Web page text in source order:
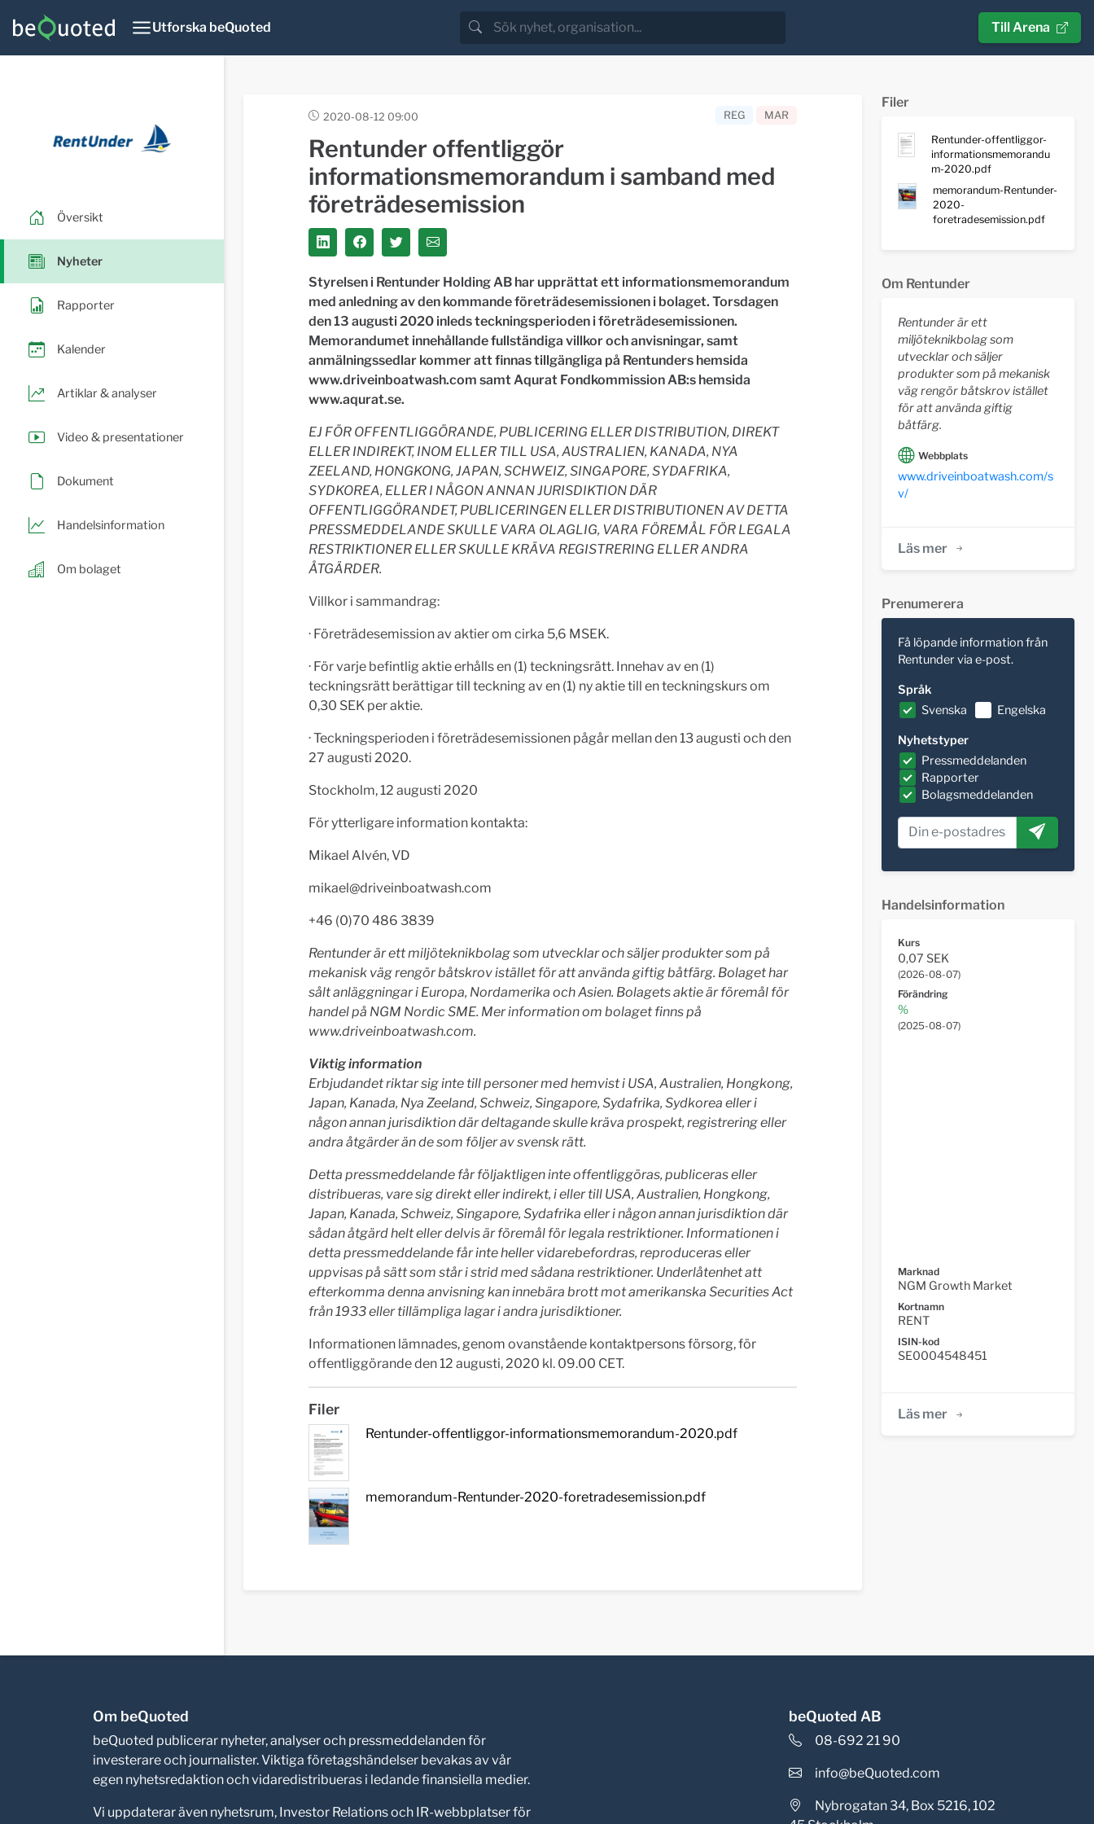
Utforska beQuoted Till Arena
Översikt
Nyheter
Rapporter
Kalender
Artiklar & analyser
Video & presentationer
Dokument
Handelsinformation
Om bolaget
2020-08-12 09:00 REG MAR
Rentunder offentliggör
informationsmemorandum i samband med
företrädesemission
Styrelsen i Rentunder Holding AB har upprättat ett informationsmemorandum
med anledning av den kommande företrädesemissionen i bolaget. Torsdagen
den 13 augusti 2020 inleds teckningsperioden i företrädesemissionen.
Memorandumet innehållande fullständiga villkor och anvisningar, samt
anmälningssedlar kommer att finnas tillgängliga på Rentunders hemsida
www.driveinboatwash.com samt Aqurat Fondkommission AB:s hemsida
www.aqurat.se.
EJ FÖR OFFENTLIGGÖRANDE, PUBLICERING ELLER DISTRIBUTION, DIREKT
ELLER INDIREKT, INOM ELLER TILL USA, AUSTRALIEN, KANADA, NYA
ZEELAND, HONGKONG, JAPAN, SCHWEIZ, SINGAPORE, SYDAFRIKA,
SYDKOREA, ELLER I NÅGON ANNAN JURISDIKTION DÄR
OFFENTLIGGÖRANDET, PUBLICERINGEN ELLER DISTRIBUTIONEN AV DETTA
PRESSMEDDELANDE SKULLE VARA OLAGLIG, VARA FÖREMÅL FÖR LEGALA
RESTRIKTIONER ELLER SKULLE KRÄVA REGISTRERING ELLER ANDRA
ÅTGÄRDER.
Villkor i sammandrag:
· Företrädesemission av aktier om cirka 5,6 MSEK.
· För varje befintlig aktie erhålls en (1) teckningsrätt. Innehav av en (1)
teckningsrätt berättigar till teckning av en (1) ny aktie till en teckningskurs om
0,30 SEK per aktie.
· Teckningsperioden i företrädesemissionen pågår mellan den 13 augusti och den
27 augusti 2020.
Stockholm, 12 augusti 2020
För ytterligare information kontakta:
Mikael Alvén, VD
mikael@driveinboatwash.com
+46 (0)70 486 3839
Rentunder är ett miljöteknikbolag som utvecklar och säljer produkter som på
mekanisk väg rengör båtskrov istället för att använda giftig båtfärg. Bolaget har
sålt anläggningar i Europa, Nordamerika och Asien. Bolagets aktie är föremål för
handel på NGM Nordic SME. Mer information om bolaget finns på
www.driveinboatwash.com.
Viktig information
Erbjudandet riktar sig inte till personer med hemvist i USA, Australien, Hongkong,
Japan, Kanada, Nya Zeeland, Schweiz, Singapore, Sydafrika, Sydkorea eller i
någon annan jurisdiktion där deltagande skulle kräva prospekt, registrering eller
andra åtgärder än de som följer av svensk rätt.
Detta pressmeddelande får följaktligen inte offentliggöras, publiceras eller
distribueras, vare sig direkt eller indirekt, i eller till USA, Australien, Hongkong,
Japan, Kanada, Schweiz, Singapore, Sydafrika eller i någon annan jurisdiktion där
sådan åtgärd helt eller delvis är föremål för legala restriktioner. Informationen i
detta pressmeddelande får inte heller vidarebefordras, reproduceras eller
uppvisas på sätt som står i strid med sådana restriktioner. Underlåtenhet att
efterkomma denna anvisning kan innebära brott mot amerikanska Securities Act
från 1933 eller tillämpliga lagar i andra jurisdiktioner.
Informationen lämnades, genom ovanstående kontaktpersons försorg, för
offentliggörande den 12 augusti, 2020 kl. 09.00 CET.
Filer
Rentunder-offentliggor-informationsmemorandum-2020.pdf
memorandum-Rentunder-2020-foretradesemission.pdf
Filer
Rentunder-offentliggor-
informationsmemorandu
m-2020.pdf
memorandum-Rentunder-
2020-
foretradesemission.pdf
Om Rentunder
Rentunder är ett
miljöteknikbolag som
utvecklar och säljer
produkter som på mekanisk
väg rengör båtskrov istället
för att använda giftig
båtfärg.
Webbplats
www.driveinboatwash.com/s
v/
Läs mer
Prenumerera
Få löpande information från
Rentunder via e-post.
Språk
Svenska
Engelska
Nyhetstyper
Pressmeddelanden
Rapporter
Bolagsmeddelanden
Handelsinformation
Kurs
0,07 SEK
(2026-08-07)
Förändring
%
(2025-08-07)
Marknad
NGM Growth Market
Kortnamn
RENT
ISIN-kod
SE0004548451
Läs mer
Om beQuoted
beQuoted publicerar nyheter, analyser och pressmeddelanden för
investerare och journalister. Viktiga företagshändelser bevakas av vår
egen nyhetsredaktion och vidaredistribueras i ledande finansiella medier.
Vi uppdaterar även nyhetsrum, Investor Relations och IR-webbplatser för
beQuoted AB
08-692 21 90
info@beQuoted.com
Nybrogatan 34, Box 5216, 102